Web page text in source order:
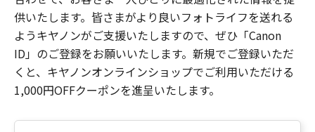
供いたします。皆さまがより良いフォトライフを送れる
ようキヤノンがご支援いたしますので、ぜひ「Canon
ID」のご登録をお願いいたします。新規でご登録いただ
くと、キヤノンオンラインショップでご利用いただける
1,000円OFFクーポンを進呈いたします。